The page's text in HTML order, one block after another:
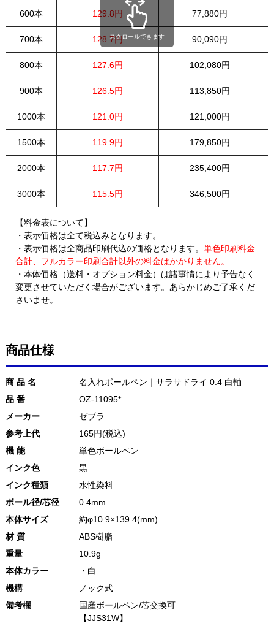
600本 129.8円 77,880円
700本 128.7円 90,090円
800本 127.6円 102,080円
900本 126.5円 113,850円
1000本 121.0円 121,000円
1500本 119.9円 179,850円
2000本 117.7円 235,400円
3000本 115.5円 346,500円
スクロールできます
【料金表について】
・表示価格は全て税込みとなります。
・表示価格は全商品印刷代込の価格となります。 単色印刷料金
合計、フルカラー印刷合計以外の料金はかかりません。
・本体価格（送料・オプション料金）は諸事情により予告なく
変更させていただく場合がございます。あらかじめご了承くだ
さいませ。
商品仕様
商 品 名
名入れボールペン｜サラサドライ 0.4 白軸
品 番
OZ-11095*
メーカー
ゼブラ
参考上代
165円(税込)
機 能
単色ボールペン
インク色
黒
インク種類
水性染料
ボール径/芯径
0.4mm
本体サイズ
約φ10.9×139.4(mm)
材 質
ABS樹脂
重量
10.9g
本体カラー
・白
機構
ノック式
備考欄
国産ボールペン/芯交換可
【JJS31W】